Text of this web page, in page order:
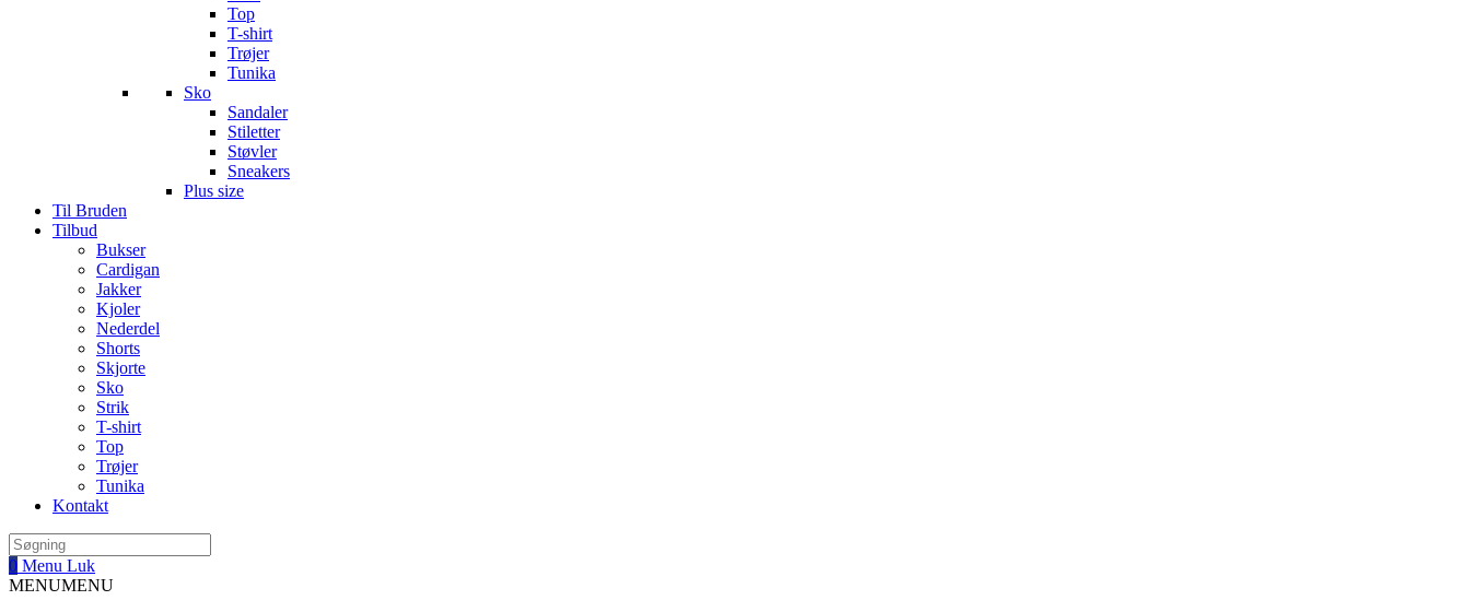
Top
T-shirt
Trøjer
Tunika
Sko
Sandaler
Stiletter
Støvler
Sneakers
Plus size
Til Bruden
Tilbud
Bukser
Cardigan
Jakker
Kjoler
Nederdel
Shorts
Skjorte
Sko
Strik
T-shirt
Top
Trøjer
Tunika
Kontakt
0 Menu Luk
MENUMENU